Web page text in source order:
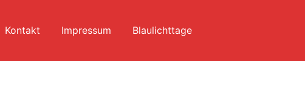
Kontakt Impressum Blaulichttage